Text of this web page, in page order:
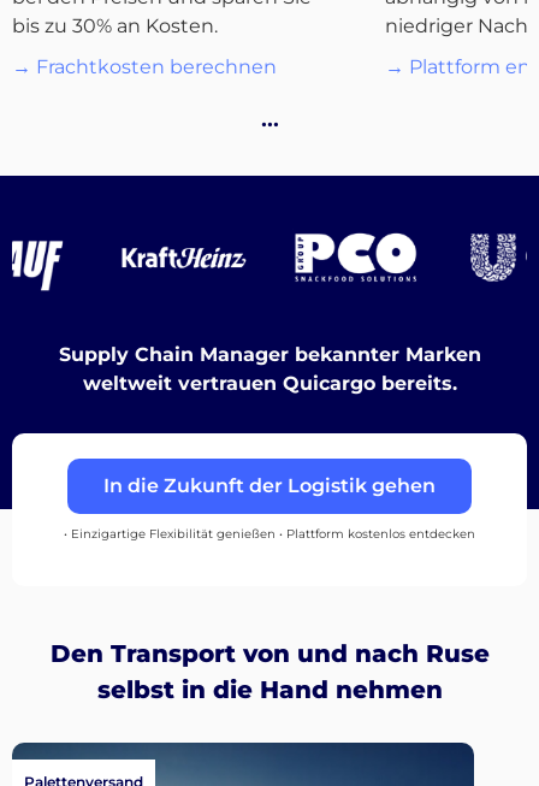
Destinations
Einloggen
Registrieren
bis zu 30% an Kosten.
→ Frachtkosten berechnen
niedriger
→ Plattform
…
Supply Chain Manager bekannter Marken
weltweit vertrauen Quicargo bereits.
In die Zukunft der Logistik gehen
• Einzigartige Flexibilität genießen • Plattform kostenlos entdecken
Den Transport von und nach Ruse
selbst in die Hand nehmen
Palettenversand